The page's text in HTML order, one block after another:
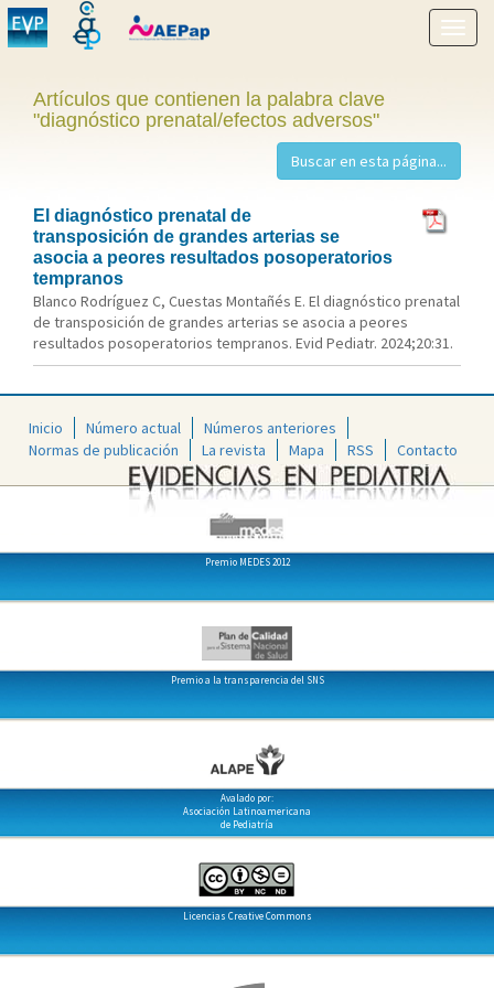
menú
Artículos que contienen la palabra clave
"diagnóstico prenatal/efectos adversos"
El diagnóstico prenatal de
transposición de grandes arterias se
asocia a peores resultados posoperatorios
tempranos
Blanco Rodríguez C, Cuestas Montañés E. El diagnóstico prenatal
de transposición de grandes arterias se asocia a peores
resultados posoperatorios tempranos. Evid Pediatr. 2024;20:31.
Inicio Número actual
Números anteriores
Normas de publicación
La revista Mapa RSS Contacto
Premio MEDES 2012
Premio a la transparencia del SNS
Avalado por:
Asociación Latinoamericana
de Pediatría
Licencias Creative Commons